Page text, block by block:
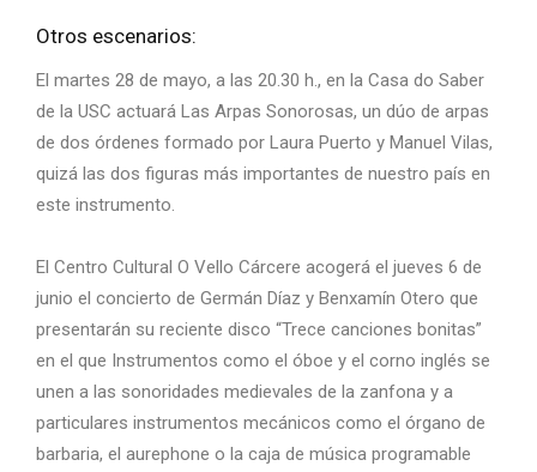
Otros escenarios:
El martes 28 de mayo, a las 20.30 h., en la Casa do Saber
de la USC actuará Las Arpas Sonorosas, un dúo de arpas
de dos órdenes formado por Laura Puerto y Manuel Vilas,
quizá las dos figuras más importantes de nuestro país en
este instrumento.
El Centro Cultural O Vello Cárcere acogerá el jueves 6 de
junio el concierto de Germán Díaz y Benxamín Otero que
presentarán su reciente disco “Trece canciones bonitas”
en el que Instrumentos como el óboe y el corno inglés se
unen a las sonoridades medievales de la zanfona y a
particulares instrumentos mecánicos como el órgano de
barbaria, el aurephone o la caja de música programable